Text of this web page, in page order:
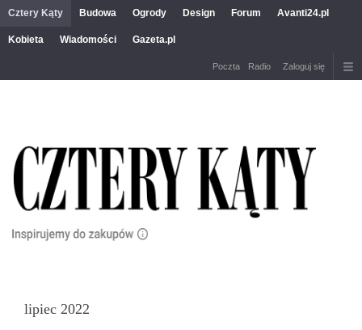
Cztery Kąty Budowa Ogrody Design Forum Avanti24.pl
Kobieta Wiadomości Gazeta.pl
Poczta Radio Zaloguj się
lipiec 2022